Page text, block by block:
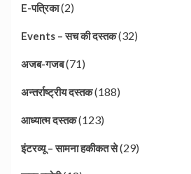
E-पत्रिका(2)
Events – सच की दस्तक(32)
अजब-गजब(71)
अन्तर्राष्ट्रीय दस्तक(188)
आध्यात्म दस्तक(123)
इंटरव्यू – सामना हकीकत से(29)